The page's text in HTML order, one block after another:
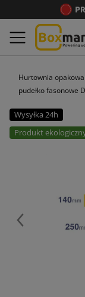
Hurtownia
pudełko fasonowe
Wysyłka 24h
Produkt
Poprzedni